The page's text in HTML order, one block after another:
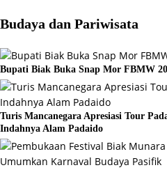
Budaya dan Pariwisata
Bupati Biak Buka Snap Mor FBMW
Turis Mancanegara Apresiasi Tour
Indahnya Alam Padaido